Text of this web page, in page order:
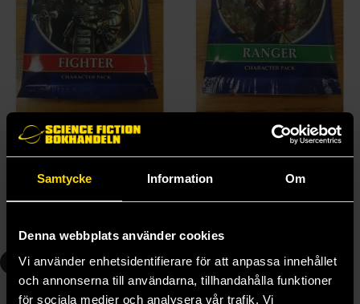
Samtycke Information Om
Denna webbplats använder cookies
Vi använder enhetsidentifierare för att anpassa innehållet
och annonserna till användarna, tillhandahålla funktioner
för sociala medier och analysera vår trafik. Vi
Fighter Pack
Hero Realms
79 kr
Läs mer
Hero Realms
79 kr
5